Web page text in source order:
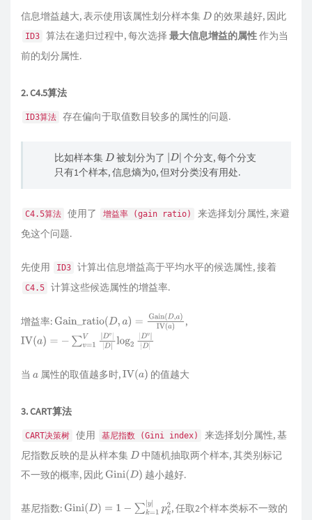
支节点,$v$表示其中第$v$个分支节点.分支节点包含的样本数越
多,表示该分支节点的影响力越大.因此可以计算出划分后相比原
始数据集 D获得的
信息增益越大, 表示使用该属性划分样本集D 的效果越好, 因此
ID3 算法在递归过程中, 每次选择 最大信息增益的属性作为当
前的划分属性.
2. C4.5算法
ID3算法 存在偏向于取值数目较多的属性的问题.
比如样本集D 被划分为了 D| 个分支, 每个分支
只有1个样本, 信息熵为0, 但对分类没有用处.
C4.5算法 使用了 增益率 (gain ratio)
来选择划分属性, 来避
免这个问题.
先使用 ID3 计算出信息增益高于平均水平的候选属性, 接着
C4.5 计算这些候选属性的增益率.
增益率: Gain_ratio(D,a)= Gain( D,a)IV(a)
,
IV( a)=− ∑v =1 V|Dv||D |log2|Dv| D|
当 a 属性的取值越多时,IV( a) 的值越大
3. CART算法
CART决策树 使用 基尼指数 (Gini index)
来选择划分属性, 基
尼指数反映的是从样本集D 中随机抽取两个样本, 其类别标记
不一致的概率, 因此 Gini(D) 越小越好.
基尼指数: Gini(D)=1 −∑ k= 1|y|pk2
, 任取2个样本类标不一致的